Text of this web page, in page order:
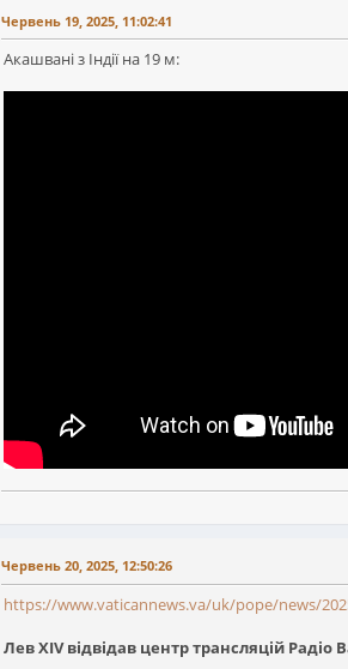
Червень 19, 2025, 11:02:41
Акашвані з Індії на 19 м:
Червень 20, 2025, 12:50:26
https://www.vaticannews.va/uk/pope/news/
Лев XIV відвідав центр трансляцій Радіо